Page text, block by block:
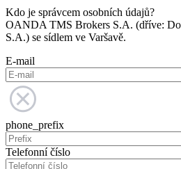
Kdo je správcem osobních údajů?
OANDA TMS Brokers S.A. (dříve:
S.A.) se sídlem ve Varšavě.
E-mail
phone_prefix
Telefonní číslo